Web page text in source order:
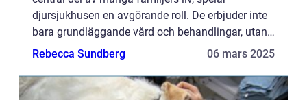
djursjukhusen en avgörande roll. De erbjuder inte
bara grundläggande vård och behandlingar, utan
är också en trygg ...
Rebecca Sundberg 06 mars 2025